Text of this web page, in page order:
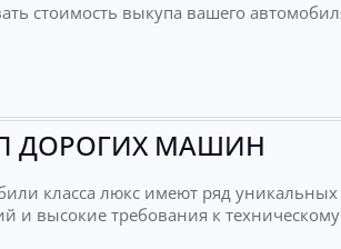
стоимость выкупа вашего
ДОРОГИХ МАШИН
класса люкс имеют ряд уникальных
и высокие требования к техническому